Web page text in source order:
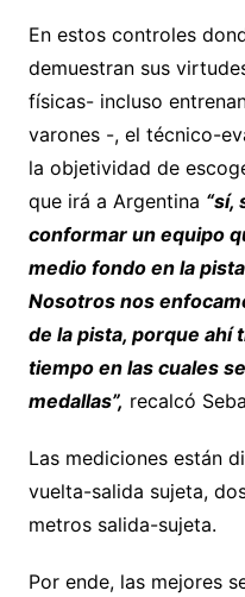
En estos controles
demuestran sus
físicas- incluso
varones -, el técnico-
la objetividad de
que irá a Argentina “sí,
conformar un equipo
medio fondo en la
Nosotros nos
de la pista, porque ahí
tiempo en las cuales
medallas”, recalcó
Las mediciones están
vuelta-salida sujeta,
metros salida-sujeta.
Por ende, las mejores